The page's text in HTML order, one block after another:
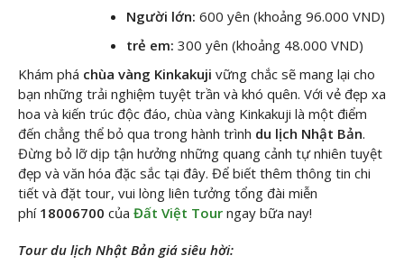
Người lớn: 600 yên (khoảng 96.000 VND)
trẻ em: 300 yên (khoảng 48.000 VND)
Khám phá chùa vàng Kinkakuji vững chắc sẽ mang lại cho
bạn những trải nghiệm tuyệt trần và khó quên. Với vẻ đẹp xa
hoa và kiến trúc độc đáo, chùa vàng Kinkakuji là một điểm
đến chẳng thể bỏ qua trong hành trình du lịch Nhật Bản.
Đừng bỏ lỡ dịp tận hưởng những quang cảnh tự nhiên tuyệt
đẹp và văn hóa đặc sắc tại đây. Để biết thêm thông tin chi
tiết và đặt tour, vui lòng liên tưởng tổng đài miễn
phí 18006700 của Đất Việt Tour ngay bữa nay!
Tour du lịch Nhật Bản giá siêu hời: